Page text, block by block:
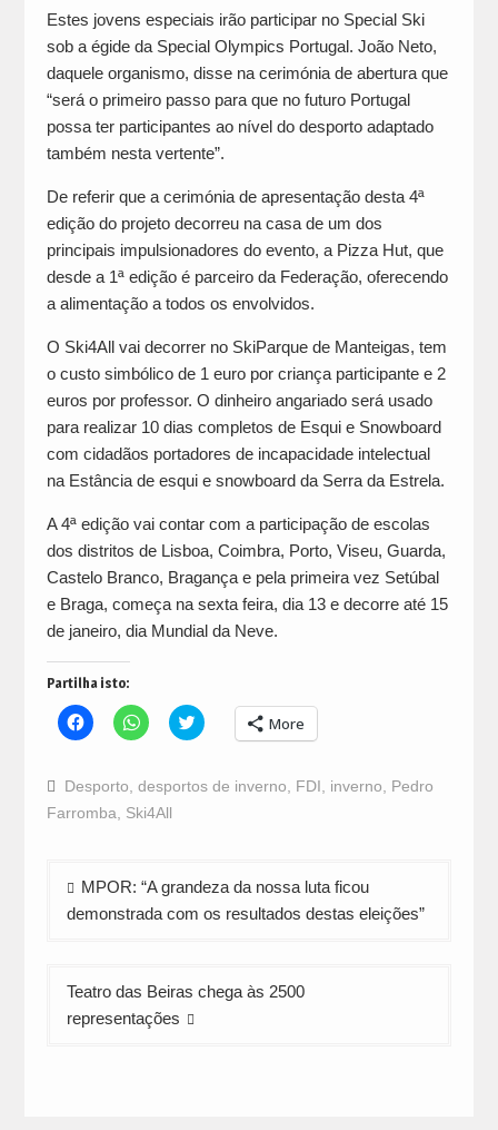
Estes jovens especiais irão participar no Special Ski
sob a égide da Special Olympics Portugal. João Neto,
daquele organismo, disse na cerimónia de abertura que
“será o primeiro passo para que no futuro Portugal
possa ter participantes ao nível do desporto adaptado
também nesta vertente”.
De referir que a cerimónia de apresentação desta 4ª
edição do projeto decorreu na casa de um dos
principais impulsionadores do evento, a Pizza Hut, que
desde a 1ª edição é parceiro da Federação, oferecendo
a alimentação a todos os envolvidos.
O Ski4All vai decorrer no SkiParque de Manteigas, tem
o custo simbólico de 1 euro por criança participante e 2
euros por professor. O dinheiro angariado será usado
para realizar 10 dias completos de Esqui e Snowboard
com cidadãos portadores de incapacidade intelectual
na Estância de esqui e snowboard da Serra da Estrela.
A 4ª edição vai contar com a participação de escolas
dos distritos de Lisboa, Coimbra, Porto, Viseu, Guarda,
Castelo Branco, Bragança e pela primeira vez Setúbal
e Braga, começa na sexta feira, dia 13 e decorre até 15
de janeiro, dia Mundial da Neve.
Partilha isto:
Click
to
Facebook
(Opens
in
new
Click
to
WhatsApp
(Opens
in
new
Click
to
Twitter
(Opens
More
Desporto, desportos de inverno, FDI, inverno, Pedro
Farromba, Ski4All
Navegação
de
MPOR: “A grandeza da nossa luta ficou
demonstrada com os resultados destas eleições”
Teatro das Beiras chega às 2500
representações